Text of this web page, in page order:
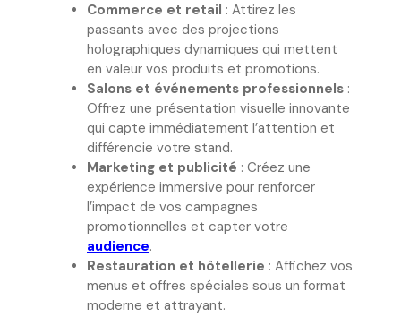
Commerce et retail : Attirez les
passants avec des projections
holographiques dynamiques qui mettent
en valeur vos produits et promotions.
Salons et événements professionnels :
Offrez une présentation visuelle innovante
qui capte immédiatement l’attention et
différencie votre stand.
Marketing et publicité : Créez une
expérience immersive pour renforcer
l’impact de vos campagnes
promotionnelles et capter votre
audience.
Restauration et hôtellerie : Affichez vos
menus et offres spéciales sous un format
moderne et attrayant.